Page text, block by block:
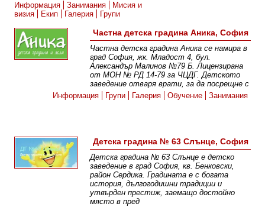
Информация
Занимания
Мисия и
визия
Екип Галерия Групи
Частна детска градина Аника, София
Частна детска градина Аника се намира в
град София, жк. Младост 4, бул.
Александър Малинов №79 Б. Лицензирана
от МОН № РД 14-79 за ЧЦДГ. Детското
заведение отваря врати, за да посрещне с
Информация
Групи Галерия Обучение Занимания
Детска градина № 63 Слънце, София
Детска градина № 63 Слънце е детско
заведение в град София, кв. Бенковски,
район Сердика. Градината е с богата
история, дългогодишни традиции и
утвърден престиж, заемащо достойно
място в пред